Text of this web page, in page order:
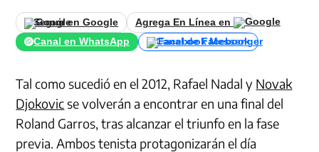
Seguir en Google
Agrega En Línea en
Canal en WhatsApp
Canal de Facebook
Tal como sucedió en el 2012, Rafael Nadal y Novak
Djokovicse volverán a encontrar en una final del
Roland Garros, tras alcanzar el triunfo en la fase
previa. Ambos tenista protagonizarán el día